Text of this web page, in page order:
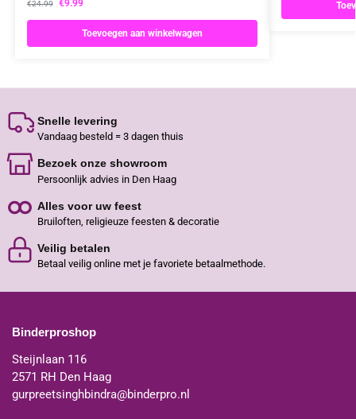
€24.99 €9.99
Toevoegen aan winkelwagen
Snelle levering
Vandaag besteld = 3 dagen thuis
Bezoek onze showroom
Persoonlijk advies in Den Haag
Alles voor uw feest
Bruiloften, religieuze feesten & decoratie
Veilig betalen
Betaal veilig online met je favoriete betaalmethode.
Binderproshop
Steijnlaan 116
2571 RH Den Haag
gurpreetsinghbindra@binderpro.nl